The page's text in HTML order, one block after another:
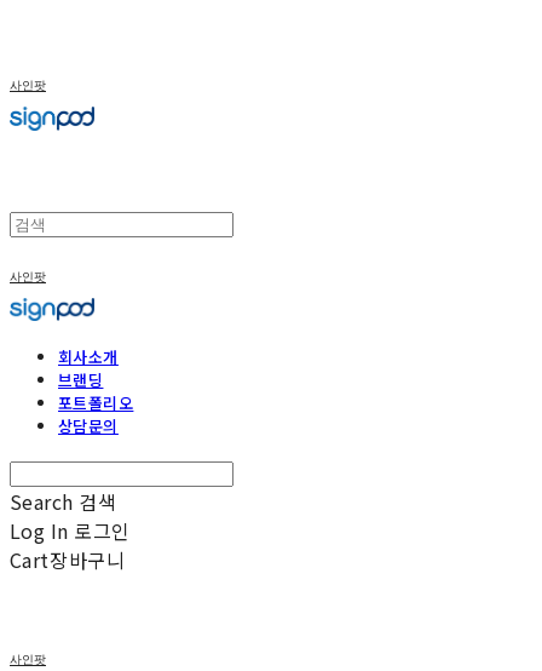
사인팟
사인팟
회사소개
브랜딩
포트폴리오
상담문의
Search 검색
Log In 로그인
Cart장바구니
사인팟